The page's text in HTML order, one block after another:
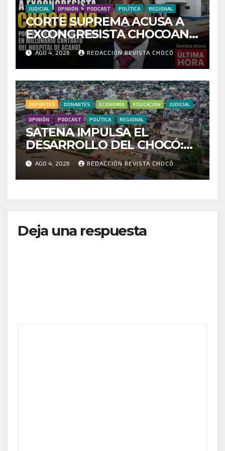
JUDICIAL OPINIÓN PODCAST POLÍTICA REGIONAL
CORTE SUPREMA ACUSA A
EXCONGRESISTA CHOCOANO
POR PRESUNTAS
IRREGULARIDADES EN
MILLONARIO CONTRATO
DEL HOSPITAL DE ACANDÍ
AGO 4, 2026 REDACCIÓN REVISTA CHOCÓ
DEPORTES DONANTES ECONOMÍA EDUCACIÓN JUDICIAL
OPINIÓN PODCAST POLÍTICA REGIONAL
SATENA IMPULSA EL
DESARROLLO DEL CHOCÓ:
MÁS DE 35 MIL PASAJEROS
MOVILIZADOS Y NUEVAS
RUTAS FORTALECEN LA
AGO 4, 2026 REDACCIÓN REVISTA CHOCÓ
Deja una respuesta